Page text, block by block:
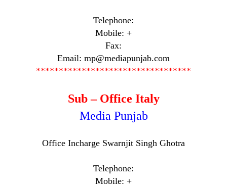
Telephone:
Mobile: +
Fax:
Email: mp@mediapunjab.com
**********************************
Sub – Office Italy
Media Punjab
Office Incharge Swarnjit Singh Ghotra
Telephone:
Mobile: +